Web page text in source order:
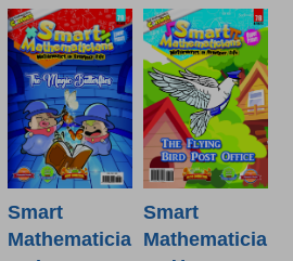
Smart
Mathematicia
Smart
Mathematicia